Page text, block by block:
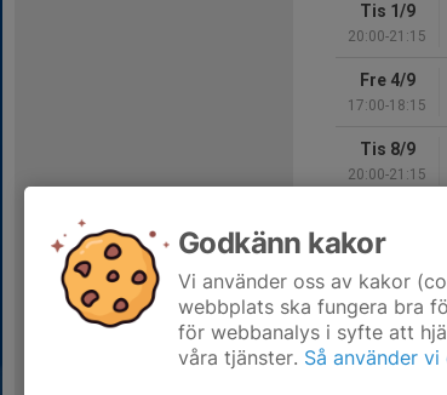
Tis 1/9
20:00-21:15
Fre 4/9
17:00-18:15
Tis 8/9
20:00-21:15
17:00-18:15
Hela
Godkänn kakor
Vi använder oss av kakor
webbplats ska fungera bra
för webbanalys i syfte att
våra tjänster. Så använder